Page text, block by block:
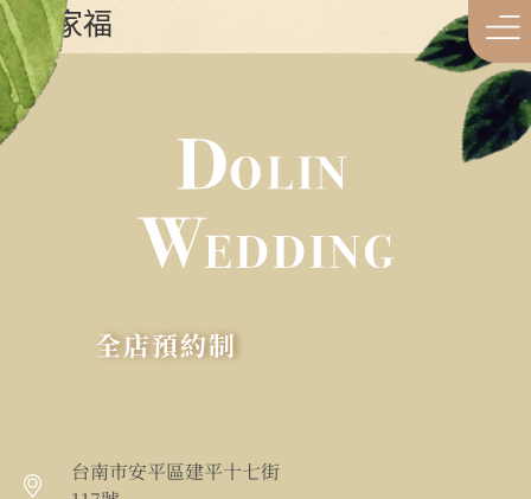
全家福
全店預約制
台南市安平區建平十七街